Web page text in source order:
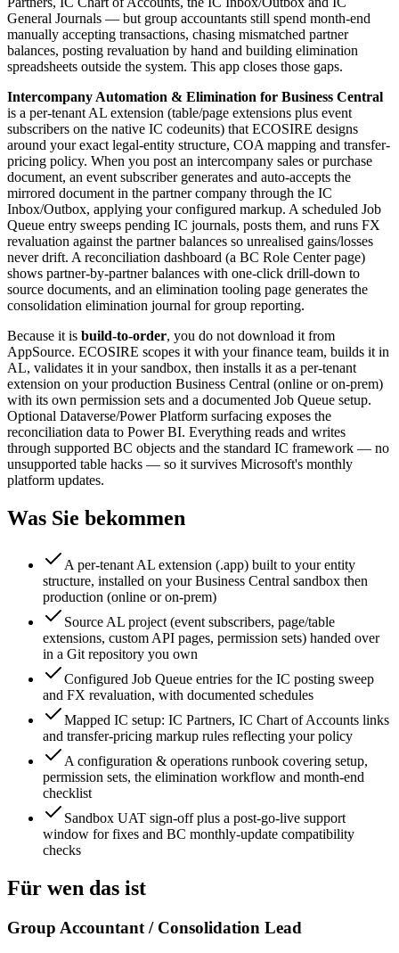
General Journals — but group accountants still spend month-end
manually accepting transactions, chasing mismatched partner
balances, posting revaluation by hand and building elimination
spreadsheets outside the system. This app closes those gaps.
Intercompany Automation & Elimination for Business Central
is a per-tenant AL extension (table/page extensions plus event
subscribers on the native IC codeunits) that ECOSIRE designs
around your exact legal-entity structure, COA mapping and transfer-
pricing policy. When you post an intercompany sales or purchase
document, an event subscriber generates and auto-accepts the
mirrored document in the partner company through the IC
Inbox/Outbox, applying your configured markup. A scheduled Job
Queue entry sweeps pending IC journals, posts them, and runs FX
revaluation against the partner balances so unrealised gains/losses
never drift. A reconciliation dashboard (a BC Role Center page)
shows partner-by-partner balances with one-click drill-down to
source documents, and an elimination tooling page generates the
consolidation elimination journal for group reporting.
Because it is build-to-order, you do not download it from
AppSource. ECOSIRE scopes it with your finance team, builds it in
AL, validates it in your sandbox, then installs it as a per-tenant
extension on your production Business Central (online or on-prem)
with its own permission sets and a documented Job Queue setup.
Optional Dataverse/Power Platform surfacing exposes the
reconciliation data to Power BI. Everything reads and writes
through supported BC objects and the standard IC framework — no
unsupported table hacks — so it survives Microsoft's monthly
platform updates.
Was Sie bekommen
A per-tenant AL extension (.app) built to your entity
structure, installed on your Business Central sandbox then
production (online or on-prem)
Source AL project (event subscribers, page/table
extensions, custom API pages, permission sets) handed over
in a Git repository you own
Configured Job Queue entries for the IC posting sweep
and FX revaluation, with documented schedules
Mapped IC setup: IC Partners, IC Chart of Accounts links
and transfer-pricing markup rules reflecting your policy
A configuration & operations runbook covering setup,
permission sets, the elimination workflow and month-end
checklist
Sandbox UAT sign-off plus a post-go-live support
window for fixes and BC monthly-update compatibility
checks
Für wen das ist
Group Accountant / Consolidation Lead